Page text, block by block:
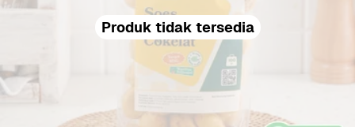
Produk tidak tersedia